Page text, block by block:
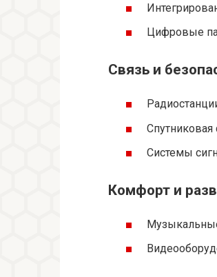
Цифровые
Связь и
Спутниковая
Системы
Комфорт и